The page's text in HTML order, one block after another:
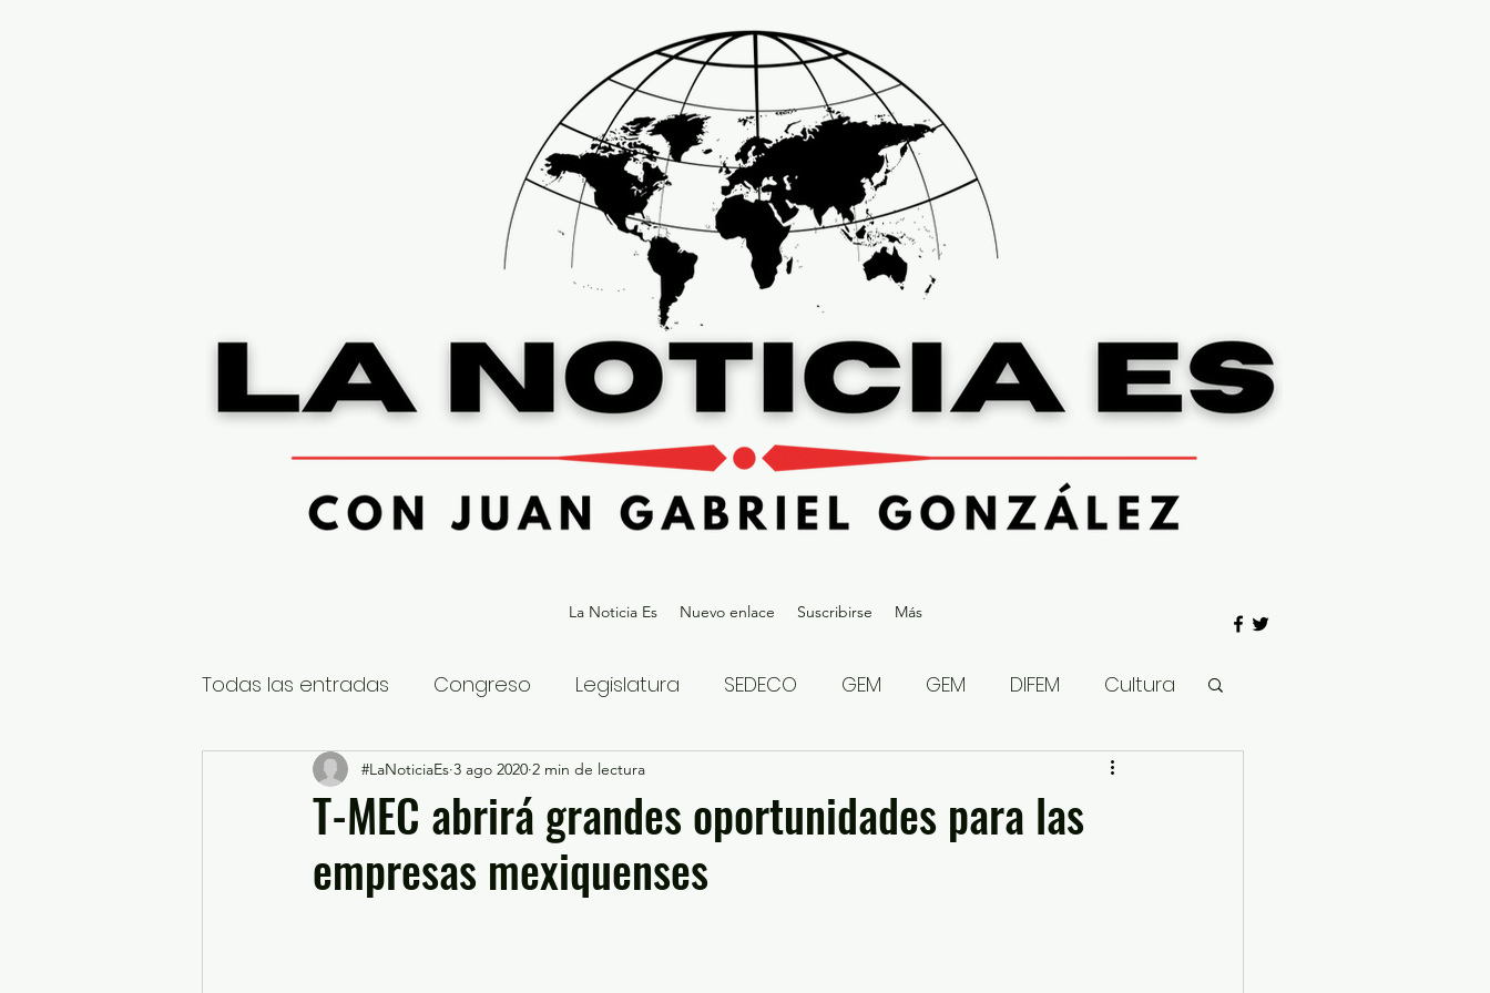
La Noticia Es Nuevo enlace Suscribirse Más
Todas las entradas Congreso Legislatura SEDECO GEM GEM DIFEM Cultura
Nacional Estatal Gubernatura Edoméx 2023
Educación y Cultura Seguridad y Justicia
T-MEC abrirá grandes oportunidades para las
empresas mexiquenses
#LaNoticiaEs 3 ago 2020 2 min de lectura